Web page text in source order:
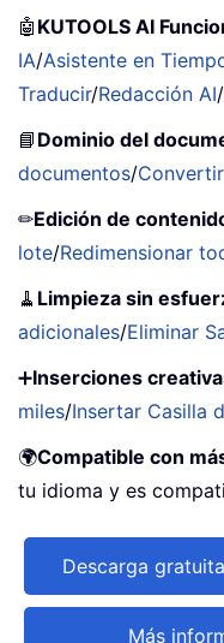
🤖 KUTOOLS AI
IA/Asistente en
Traducir/Redacción AI/
📘 Dominio del
documentos/
✏Edición de
lote/Redimensionar
🧹 Limpieza sin
adicionales/Eliminar
➕Inserciones
miles/Insertar Casilla
🌍Compatible con
tu idioma y es
Descarga gratuita
Más